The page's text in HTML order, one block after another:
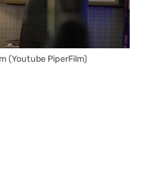
(Youtube PiperFilm)